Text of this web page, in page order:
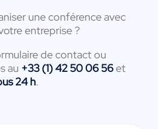
une conférence avec
entreprise ?
de contact ou
au +33 (1) 42 50 06 56et
24 h.